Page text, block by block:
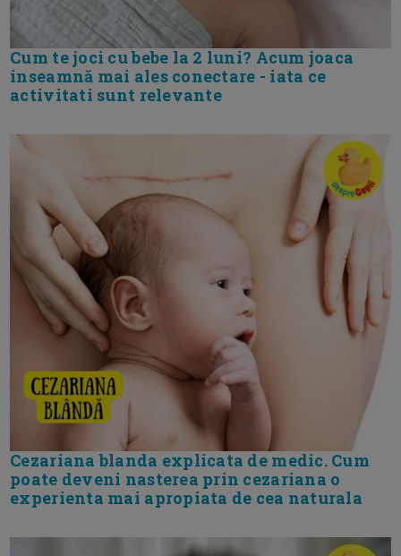
Cum te joci cu bebe la 2 luni? Acum joaca
inseamnă mai ales conectare - iata ce
activitati sunt relevante
Cezariana blanda explicata de medic. Cum
poate deveni nasterea prin cezariana o
experienta mai apropiata de cea naturala